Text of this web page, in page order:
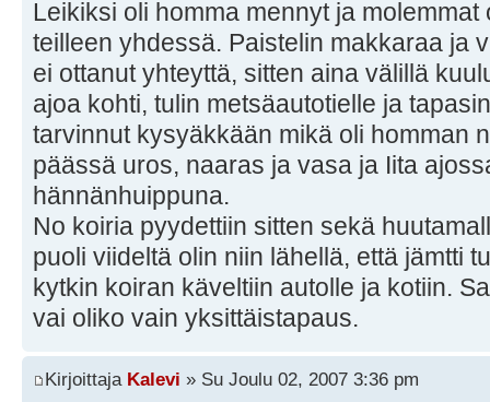
Leikiksi oli homma mennyt ja
teilleen yhdessä. Paistelin makkaraa ja
ei ottanut yhteyttä, sitten aina välillä
ajoa kohti, tulin metsäautotielle ja
tarvinnut kysyäkkään mikä oli homman
päässä uros, naaras ja vasa ja Iita
hännänhuippuna.
No koiria pyydettiin sitten sekä
puoli viideltä olin niin lähellä, että jämtti
kytkin koiran käveltiin autolle ja kotiin.
vai oliko vain yksittäistapaus.
Kirjoittaja Kalevi » Su Joulu 02, 2007 3:36 pm